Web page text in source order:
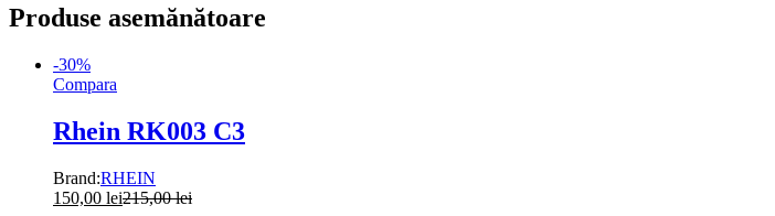
Produse asemănătoare
-30%
Compara
Rhein RK003 C3
Brand:RHEIN
150,00 lei215,00lei